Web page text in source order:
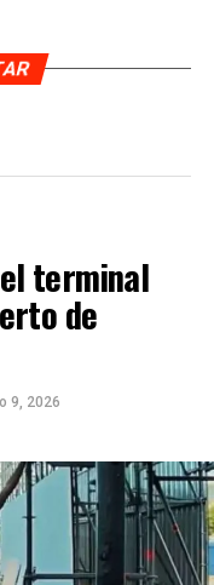
terminal
de
9, 2026